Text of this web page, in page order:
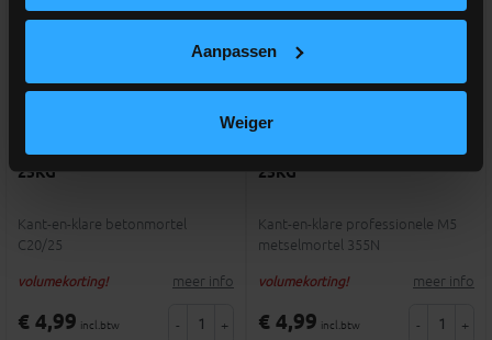
Aanpassen
Weiger
Beton C20/25 in plastiek zak
25KG
Kant-en-klare betonmortel
C20/25
volumekorting! meer info
€ 4,99 incl.btw - +
Metselmortel in plastiek zak
25KG
Kant-en-klare professionele M5
metselmortel 355N
volumekorting! meer info
€ 4,99 incl.btw - +